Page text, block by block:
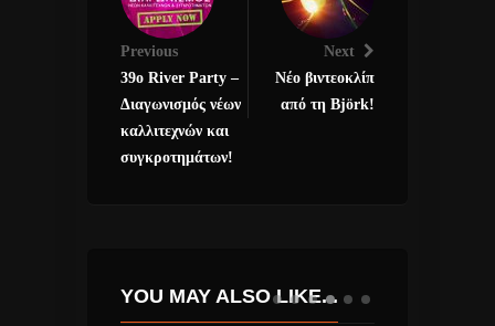
Previous
39ο River Party –
Διαγωνισμός νέων
καλλιτεχνών και
συγκροτημάτων!
Next
Νέο βιντεοκλίπ
από τη Björk!
YOU MAY ALSO LIKE...